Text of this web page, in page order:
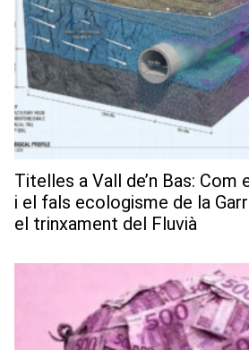
Titelles a Vall de’n Bas: Com
i el fals ecologisme de la
el trinxament del Fluvià